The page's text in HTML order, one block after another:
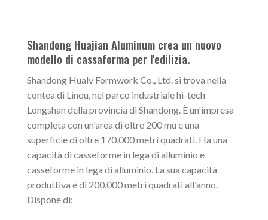
Shandong Huajian Aluminum crea un nuovo
modello di cassaforma per l'edilizia.
Shandong Hualv Formwork Co., Ltd. si trova nella
contea di Linqu, nel parco industriale hi-tech
Longshan della provincia di Shandong. È un'impresa
completa con un'area di oltre 200 mu e una
superficie di oltre 170.000 metri quadrati. Ha una
capacità di casseforme in lega di alluminio e
casseforme in lega di alluminio. La sua capacità
produttiva è di 200.000 metri quadrati all'anno.
Dispone di: